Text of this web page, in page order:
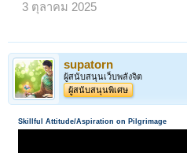
3 ตุลาคม 2025
supatorn
ผู้สนับสนุนเว็บพลังจิต
ผู้สนับสนุนพิเศษ
Skillful Attitude/Aspiration on Pilgrimage